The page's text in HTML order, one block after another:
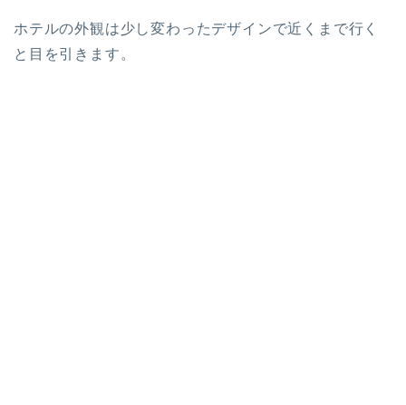
ホテルの外観は少し変わったデザインで近くまで行く
と目を引きます。